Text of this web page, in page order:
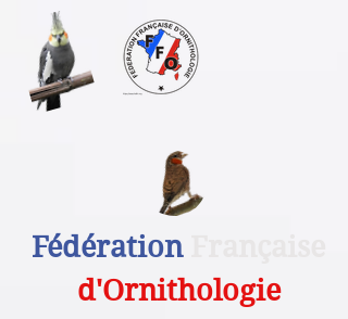
Fédération
d'Ornithologie